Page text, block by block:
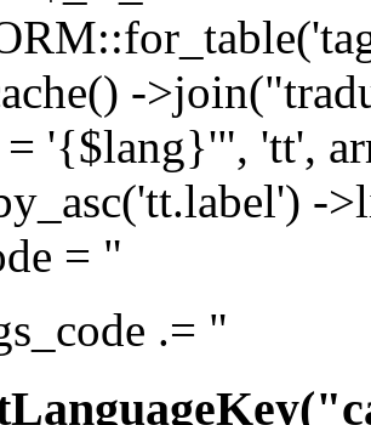
-
'{$lang}'", 'tt',
-
= "
.= "